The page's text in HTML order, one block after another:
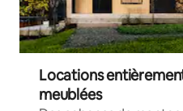
Locations
meublées